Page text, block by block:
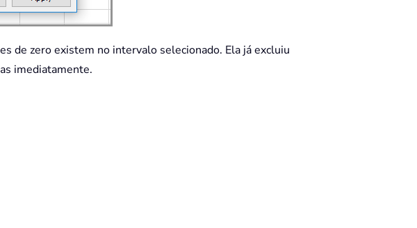
de zero existem no intervalo selecionado. Ela já excluiu
imediatamente.